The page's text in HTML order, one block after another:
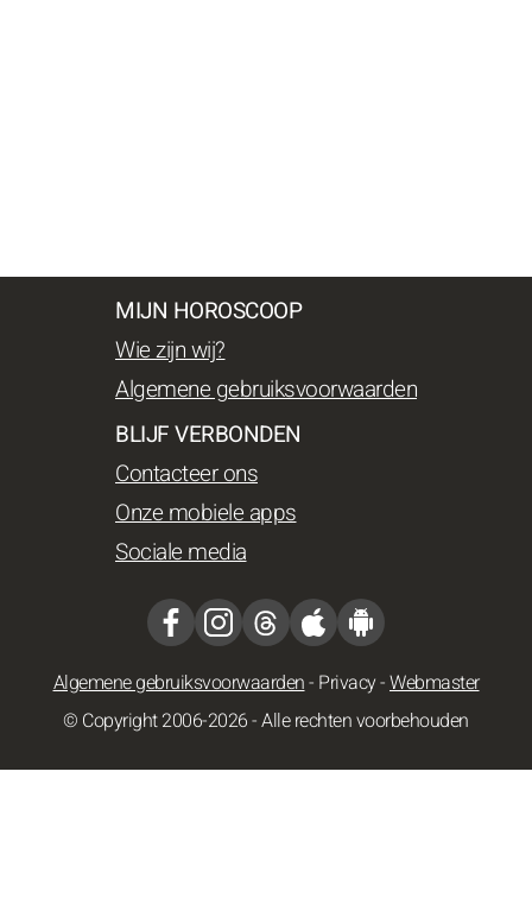
MIJN HOROSCOOP
Wie zijn wij?
Algemene gebruiksvoorwaarden
BLIJF VERBONDEN
Contacteer ons
Onze mobiele apps
Sociale media
Algemene gebruiksvoorwaarden- Privacy-Webmaster
© Copyright 2006-2026 - Alle rechten voorbehouden